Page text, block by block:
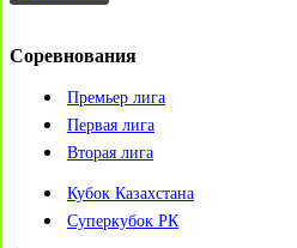
Соревнования
Премьер лига
Первая лига
Вторая лига
Кубок Казахстана
Суперкубок РК